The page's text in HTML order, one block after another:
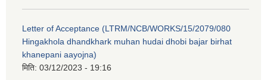
Letter of Acceptance (LTRM/NCB/WORKS/15/2079/080
Hingakhola dhandkhark muhan hudai dhobi bajar birhat
khanepani aayojna)
मिति: 03/12/2023 - 19:16